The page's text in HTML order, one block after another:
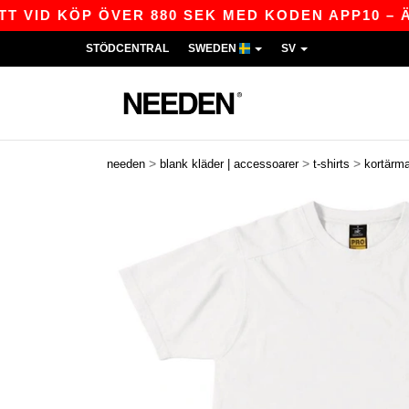
ÖVER 880 SEK MED KODEN APP10 –
STÖDCENTRAL SWEDEN SV
needen > blank kläder | accessoarer > t-shirts >